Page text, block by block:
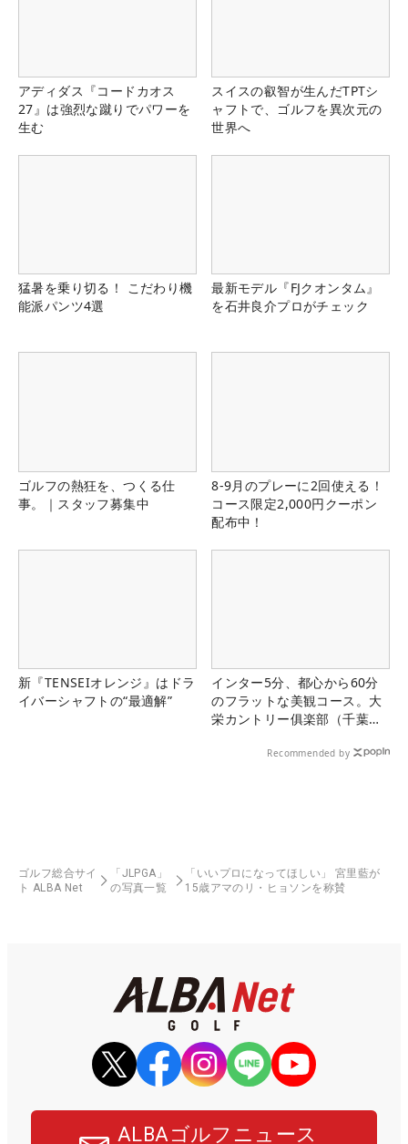
アディダス『コードカオス
27』は強烈な蹴りでパワーを
生む
スイスの叡智が生んだTPTシ
ャフトで、ゴルフを異次元の
世界へ
猛暑を乗り切る！ こだわり機
能派パンツ4選
最新モデル『FJクオンタム』
を石井良介プロがチェック
ゴルフの熱狂を、つくる仕
事。｜スタッフ募集中
8-9月のプレーに2回使える！
コース限定2,000円クーポン
配布中！
新『TENSEIオレンジ』はドラ
イバーシャフトの“最適解”
インター5分、都心から60分
のフラットな美観コース。大
栄カントリー俱楽部（千葉
Recommended by
ゴルフ総合サイ
ト ALBA Net
「JLPGA」
の写真一覧
「いいプロになってほしい」 宮里藍が
15歳アマのリ・ヒョソンを称賛
ALBAゴルフニュース